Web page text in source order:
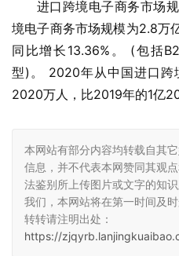
进口跨境电子商务市场
境电子商务市场规模为2.8万
同比增长13.36%。 (包括
型)。 2020年从中国进口跨
2020万人，比2019年的1亿
本网站有部分内容均转载自其
信息，并不代表本网赞同其观
法鉴别所上传图片或文字的知
我们，本网站将在第一时间及
转转请注明出处：
https://